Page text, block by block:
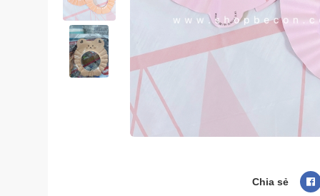
Chia sẻ